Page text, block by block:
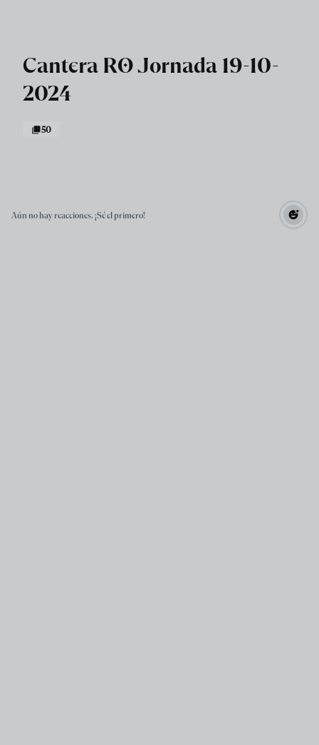
Cantera RO Jornada 19-10-
2024
50
Aún no hay reacciones. ¡Sé el primero!